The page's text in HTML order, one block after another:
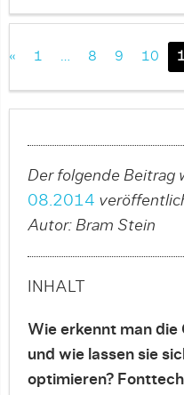
« 1 … 8 9 10
Der folgende Beitrag
08.2014
Autor: Bram Stein
INHALT
Wie erkennt man
und wie lassen sie
optimieren?